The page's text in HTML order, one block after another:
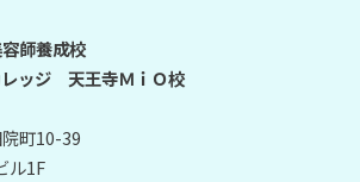
師養成校
レッジ 天王寺ＭｉＯ校
町10-39
ル1F